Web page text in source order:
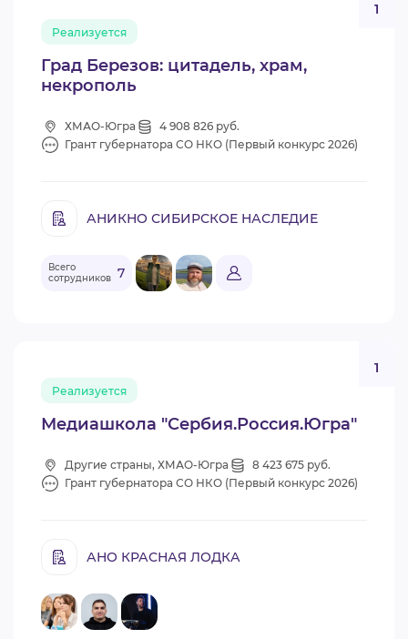
ВИДЕОКУРСЫ
Град Березов: цитадель, храм,
некрополь
Реализуется
1
ХМАО-Югра
4 908 826 руб.
Грант губернатора СО НКО (Первый конкурс 2026)
АНИКНО СИБИРСКОЕ НАСЛЕДИЕ
Всего
сотрудников 7
Медиашкола "Сербия.Россия.Югра"
Реализуется
1
Другие страны, ХМАО-Югра
8 423 675 руб.
Грант губернатора СО НКО (Первый конкурс 2026)
АНО КРАСНАЯ ЛОДКА